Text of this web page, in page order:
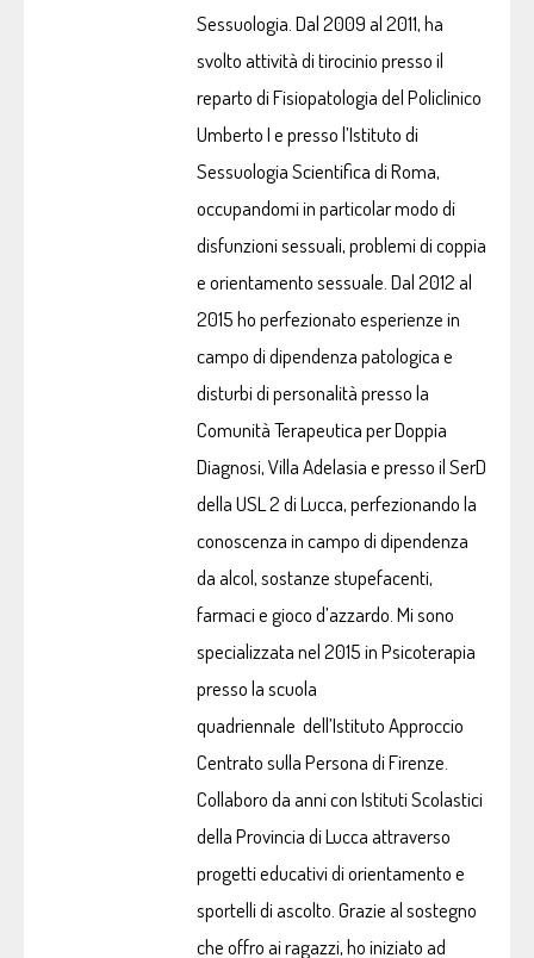
Sessuologia. Dal 2009 al 2011, ha
svolto attività di tirocinio presso il
reparto di Fisiopatologia del Policlinico
Umberto I e presso l’Istituto di
Sessuologia Scientifica di Roma,
occupandomi in particolar modo di
disfunzioni sessuali, problemi di coppia
e orientamento sessuale. Dal 2012 al
2015 ho perfezionato esperienze in
campo di dipendenza patologica e
disturbi di personalità presso la
Comunità Terapeutica per Doppia
Diagnosi, Villa Adelasia e presso il SerD
della USL 2 di Lucca, perfezionando la
conoscenza in campo di dipendenza
da alcol, sostanze stupefacenti,
farmaci e gioco d’azzardo. Mi sono
specializzata nel 2015 in Psicoterapia
presso la scuola
quadriennale dell’Istituto Approccio
Centrato sulla Persona di Firenze.
Collaboro da anni con Istituti Scolastici
della Provincia di Lucca attraverso
progetti educativi di orientamento e
sportelli di ascolto. Grazie al sostegno
che offro ai ragazzi, ho iniziato ad